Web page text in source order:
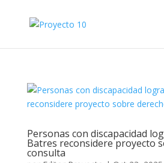
Personas con discapacidad
Batres reconsidere proyecto
consulta